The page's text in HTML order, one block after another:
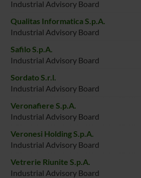
Industrial Advisory Board
Qualitas Informatica S.p.A.
Industrial Advisory Board
Safilo S.p.A.
Industrial Advisory Board
Sordato S.r.l.
Industrial Advisory Board
Veronafiere S.p.A.
Industrial Advisory Board
Veronesi Holding S.p.A.
Industrial Advisory Board
Vetrerie Riunite S.p.A.
Industrial Advisory Board